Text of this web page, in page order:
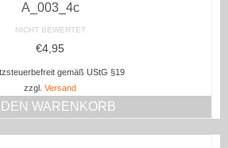
A_003_4c
NICHT BEWERTET
€4,95
gemäß UStG §19
zzgl. Versand
DEN WARENKORB